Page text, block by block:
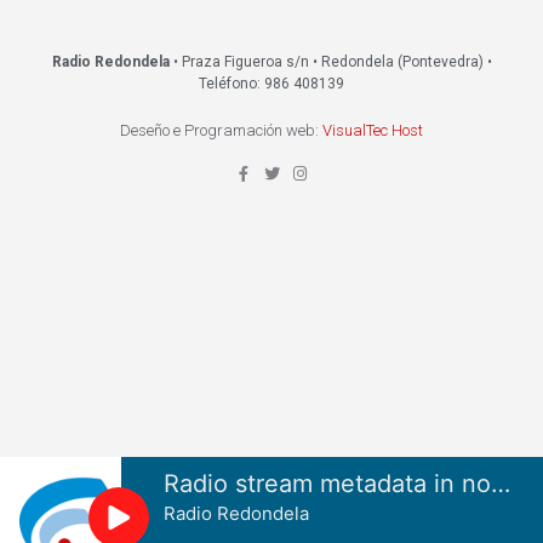
Radio Redondela• Praza Figueroa s/n • Redondela (Pontevedra) •
Teléfono: 986 408139
Deseño e Programación web: VisualTec Host
Radio stream metadata in not available.
Radio Redondela